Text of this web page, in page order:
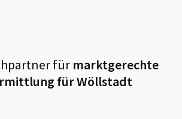
fürmarktgerechte
fürWöllstadt